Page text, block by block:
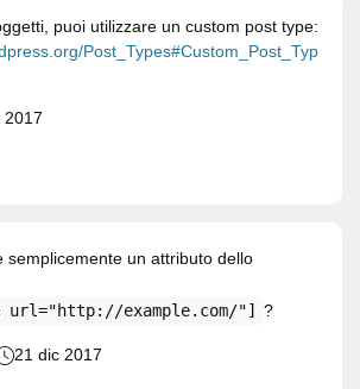
puoi utilizzare un custom post type:
Post_Types#Custom_Post_Typ
2017
semplicemente un attributo dello
url="http://example.com/"]
?
21 dic 2017